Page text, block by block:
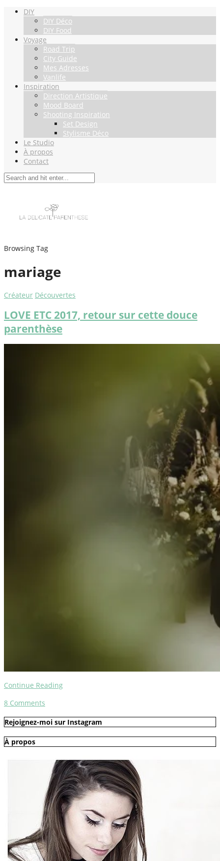
DIY
DIY Déco
DIY Food
Voyage
Road Trip
City Guide
Mes Adresses
Vanlife
Inspiration
Direction Artistique
Mood Board
Shooting Inspiration
Set Design
Stylisme Déco
Le Studio
À propos
Contact
Browsing Tag
mariage
Créateur Découvertes
LOVE ETC 2017, retour sur cette douce
parenthèse
Continue Reading
8 Comments
Rejoignez-moi sur Instagram
À propos